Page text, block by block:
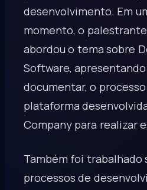
desenvolvimento. Em
momento, o
abordou o tema sobre
Software,
documentar, o
plataforma
Company para realizar
Também foi trabalhado
processos de